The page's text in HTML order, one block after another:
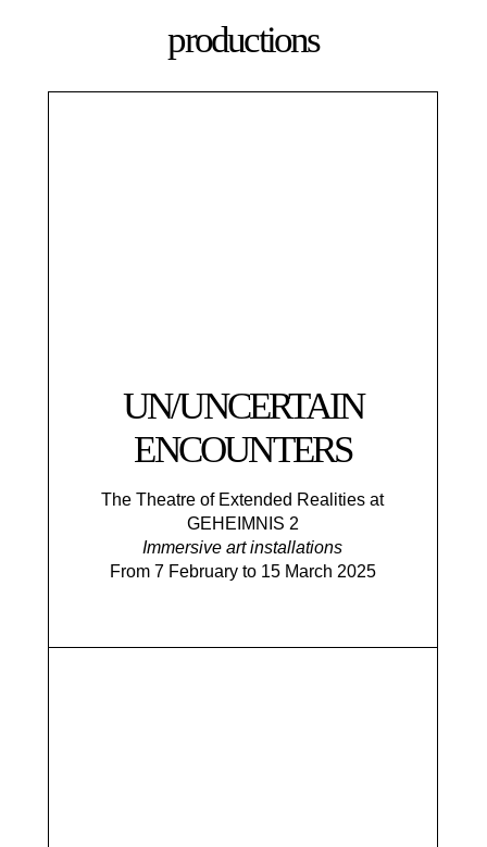
productions
UN/UNCERTAIN
ENCOUNTERS
The Theatre of Extended Realities at
GEHEIMNIS 2
Immersive art installations
From 7 February to 15 March 2025